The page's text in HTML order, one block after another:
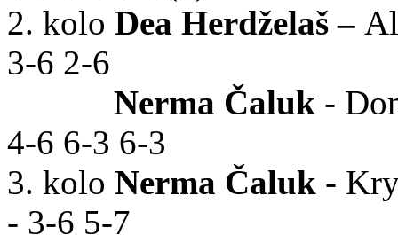
2. kolo Dea Herdželaš –
3-6 2-6
Nerma Čaluk -
4-6 6-3 6-3
3. kolo Nerma Čaluk -
- 3-6 5-7